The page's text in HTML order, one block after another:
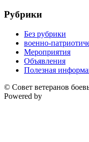
Рубрики
Без рубрики
военно-
Мероприятия
Объявления
Полезная
© Совет ветеранов
Powered by